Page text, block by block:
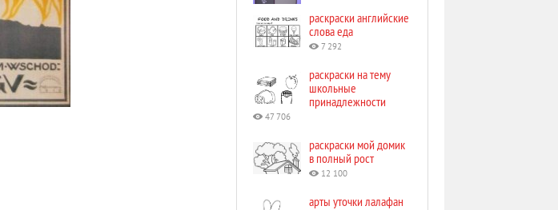
раскраски английские
слова еда
7 292
раскраски на тему
школьные
принадлежности
47 706
раскраски мой домик
в полный рост
12 100
арты уточки лалафан